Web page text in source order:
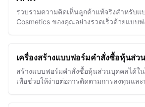
รวบรวมความคิดเห็นลูกค้าแท้จริงสำหรับแ
Cosmetics ของคุณอย่างรวดเร็วด้วยแบบ
เครื่องสร้างแบบฟอร์มคำสั่งซื้อหุ้นส่ว
สร้างแบบฟอร์มคำสั่งซื้อหุ้นส่วนบุคคลได้ใ
เพื่อช่วยให้ง่ายต่อการติดตามการลงทุนแล